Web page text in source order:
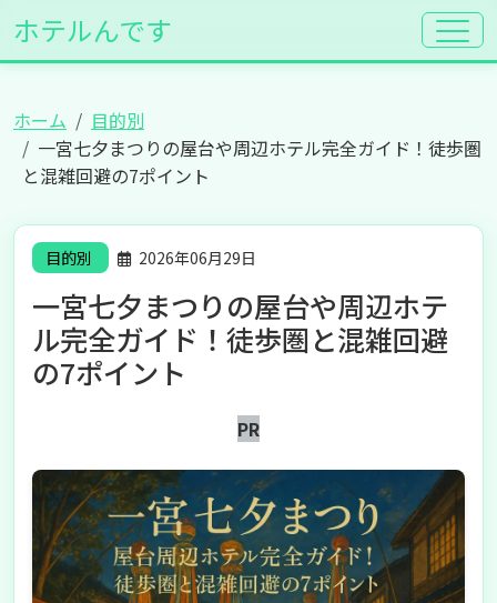
ホテルんです
ホーム
目的別
一宮七夕まつりの屋台や周辺ホテル完全ガイド！徒歩圏
と混雑回避の7ポイント
目的別 2026年06月29日
一宮七夕まつりの屋台や周辺ホテ
ル完全ガイド！徒歩圏と混雑回避
の7ポイント
PR